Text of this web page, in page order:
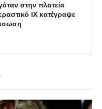
στην πλατεία
ΙΧ κατέγραψε